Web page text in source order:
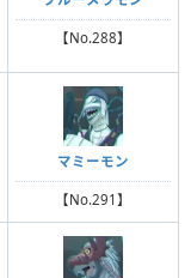
【No.288】
マミーモン
【No.291】